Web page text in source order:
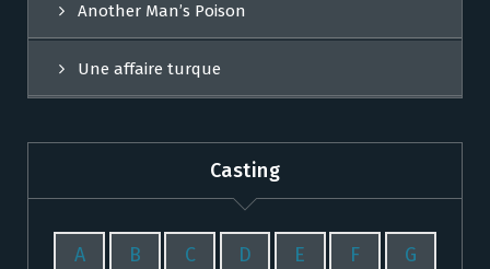
Another Man’s Poison
Une affaire turque
Casting
A B C D E F G